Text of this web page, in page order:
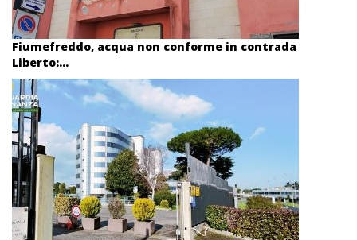
Fiumefreddo, acqua non conforme in contrada
Liberto:...